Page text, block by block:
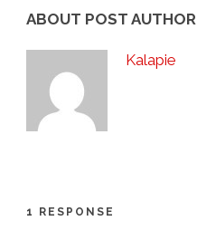
ABOUT POST AUTHOR
Kalapie
1 RESPONSE